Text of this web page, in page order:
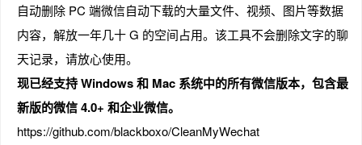
自动删除 PC 端微信自动下载的大量文件、视频、图片等数据
内容，解放一年几十 G 的空间占用。该工具不会删除文字的聊
天记录，请放心使用。
现已经支持 Windows 和 Mac 系统中的所有微信版本，包含最
新版的微信 4.0+ 和企业微信。
https://github.com/blackboxo/CleanMyWechat